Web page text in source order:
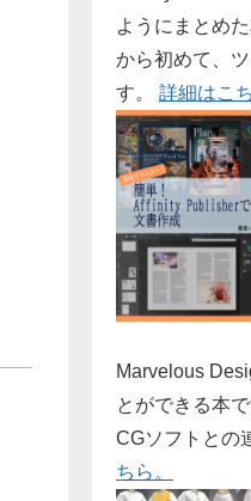
ようにまとめ
から初めて、
す。 詳細はこ
Marvelous
とができる本
CGソフトとの
ちら。